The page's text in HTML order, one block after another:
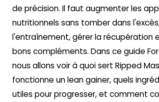
de précision. Il faut augmenter les
nutritionnels sans tomber dans
l'entraînement, gérer la récupération
bons compléments. Dans ce guide
nous allons voir à quoi sert Ripped
fonctionne un lean gainer, quels
utiles pour progresser, et comment